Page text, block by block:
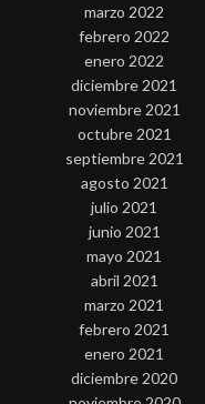
marzo 2022
febrero 2022
enero 2022
diciembre 2021
noviembre 2021
octubre 2021
septiembre 2021
agosto 2021
julio 2021
junio 2021
mayo 2021
abril 2021
marzo 2021
febrero 2021
enero 2021
diciembre 2020